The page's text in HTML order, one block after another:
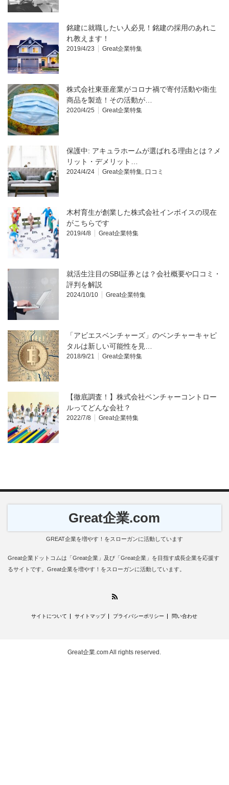
銘建に就職したい人必見！銘建の採用のあれこ
れ教えます！
2019/4/23 Great企業特集
株式会社東亜産業がコロナ禍で寄付活動や衛生
商品を製造！その活動が…
2020/4/25 Great企業特集
保護中: アキュラホームが選ばれる理由とは？メ
リット・デメリット…
2024/4/24 Great企業特集, 口コミ
木村育生が創業した株式会社インボイスの現在
がこちらです
2019/4/8 Great企業特集
就活生注目のSBI証券とは？会社概要や口コミ・
評判を解説
2024/10/10 Great企業特集
「アビエスベンチャーズ」のベンチャーキャピ
タルは新しい可能性を見…
2018/9/21 Great企業特集
【徹底調査！】株式会社ベンチャーコントロー
ルってどんな会社？
2022/7/8 Great企業特集
Great企業.com
GREAT企業を増やす！をスローガンに活動しています
Great企業ドットコムは「Great企業」及び「Great企業」を目指す成長企業を応援す
るサイトです。Great企業を増やす！をスローガンに活動しています。
サイトについて サイトマップ プライバシーポリシー 問い合わせ
Great企業.comAll rights reserved.